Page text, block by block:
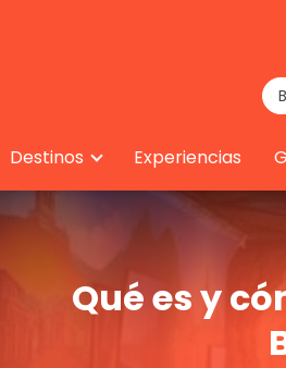
Destinos Experiencias
Qué es y